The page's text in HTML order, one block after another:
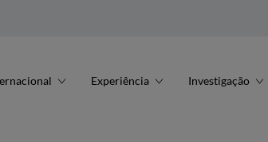
Experiência Investigação